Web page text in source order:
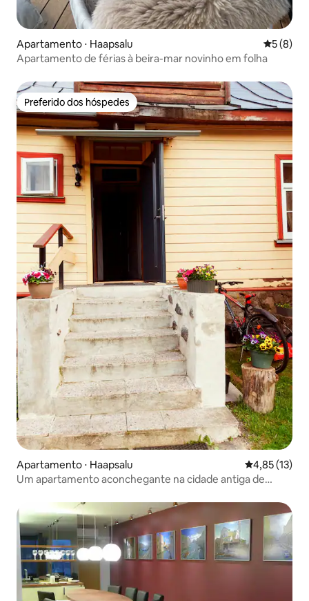
Apartamento ⋅ Haapsalu 5 de
5 (8)
Apartamento de férias à beira-mar novinho em folha
Preferido dos hóspedes
Preferido dos hóspedes
Apartamento ⋅ Haapsalu 4,85 de uma
4,85 (13)
Um apartamento aconchegante na cidade antiga de